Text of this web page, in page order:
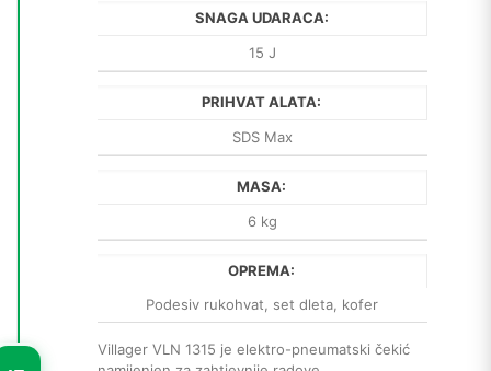
SNAGA UDARACA:
15 J
PRIHVAT ALATA:
SDS Max
MASA:
6 kg
OPREMA:
Podesiv rukohvat, set dleta, kofer
Villager VLN 1315 je elektro-pneumatski čekić